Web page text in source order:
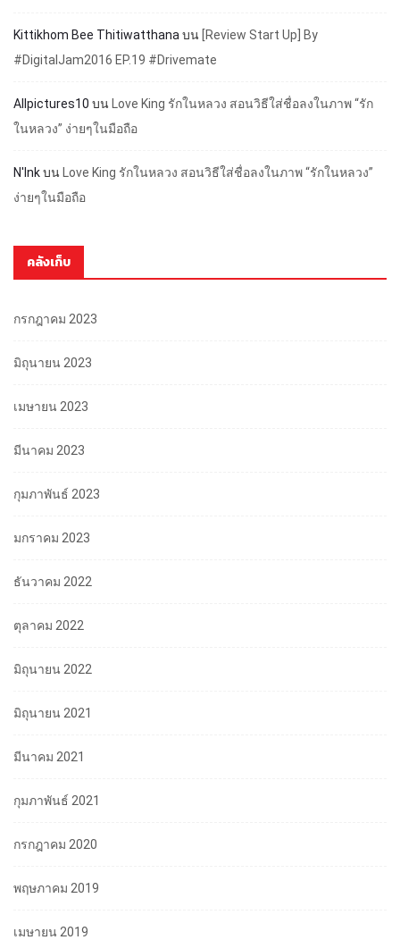
Kittikhom Bee Thitiwatthana บน [Review Start Up] By
#DigitalJam2016 EP.19 #Drivemate
Allpictures10 บน
Love King รักในหลวง สอนวิธีใส่ชื่อลงในภาพ “รัก
ในหลวง” ง่ายๆในมือถือ
N'Inkบน
Love King รักในหลวง สอนวิธีใส่ชื่อลงในภาพ “รักในหลวง”
ง่ายๆในมือถือ
คลังเก็บ
กรกฎาคม 2023
มิถุนายน 2023
เมษายน 2023
มีนาคม 2023
กุมภาพันธ์ 2023
มกราคม 2023
ธันวาคม 2022
ตุลาคม 2022
มิถุนายน 2022
มิถุนายน 2021
มีนาคม 2021
กุมภาพันธ์ 2021
กรกฎาคม 2020
พฤษภาคม 2019
เมษายน 2019